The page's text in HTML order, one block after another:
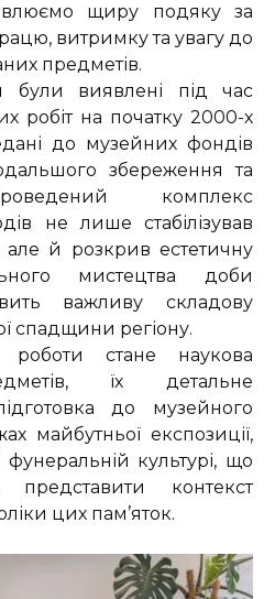
щиру подяку за
витримку та увагу до
предметів.
були виявлені під час
робіт на початку 2000-х
до музейних фондів
збереження та
комплекс
не лише стабілізував
але й розкрив естетичну
мистецтва доби
важливу складову
спадщини регіону.
роботи стане наукова
їх детальне
до музейного
майбутньої експозиції,
фунеральній культурі, що
контекст
цих пам’яток.